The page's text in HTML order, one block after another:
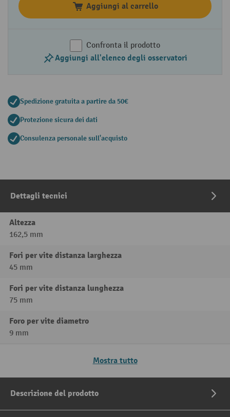
Aggiungi al carrello
Confronta il prodotto
Aggiungi all'elenco degli osservatori
Spedizione gratuita a partire da 50€
Protezione sicura dei dati
Consulenza personale sull'acquisto
Dettagli tecnici
Altezza
162,5 mm
Fori per vite distanza larghezza
45 mm
Fori per vite distanza lunghezza
75 mm
Foro per vite diametro
9 mm
Mostra tutto
Descrizione del prodotto